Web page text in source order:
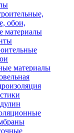
обои,
материалы
материалы